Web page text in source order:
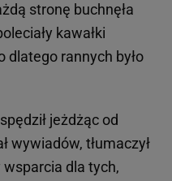
stronę buchnęła
kawałki
dlatego rannych było
jeżdżąc od
wywiadów, tłumaczył
wsparcia dla tych,